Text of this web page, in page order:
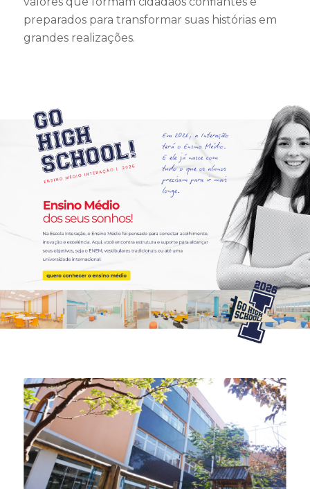
preparados para transformar suas histórias em
grandes realizações.